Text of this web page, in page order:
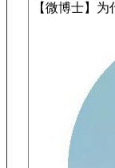
【微博士】